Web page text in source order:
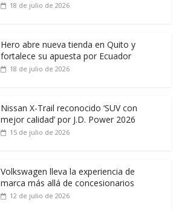
18 de julio de 2026
Hero abre nueva tienda en Quito y
fortalece su apuesta por Ecuador
18 de julio de 2026
Nissan X-Trail reconocido ‘SUV con
mejor calidad’ por J.D. Power 2026
15 de julio de 2026
Volkswagen lleva la experiencia de
marca más allá de concesionarios
12 de julio de 2026